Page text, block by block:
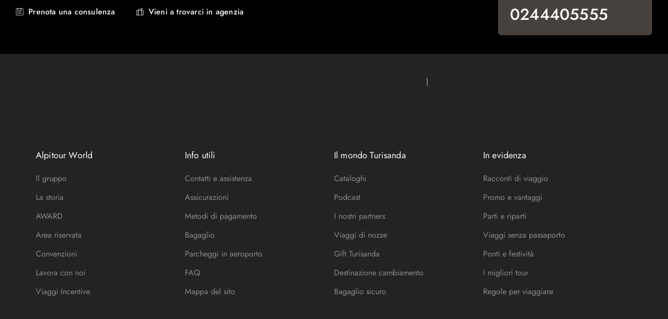
Prenota una consulenza Vieni a trovarci in agenzia 0244405555
Alpitour World
Il gruppo
La storia
AWARD
Area riservata
Convenzioni
Lavora con noi
Viaggi Incentive
Info utili
Contatti e assistenza
Assicurazioni
Metodi di pagamento
Bagaglio
Parcheggi in aeroporto
FAQ
Mappa del sito
Il mondo Turisanda
Cataloghi
Podcast
I nostri partners
Viaggi di nozze
Gift Turisanda
Destinazione cambiamento
Bagaglio sicuro
In evidenza
Racconti di viaggio
Promo e vantaggi
Parti e riparti
Viaggi senza passaporto
Ponti e festività
I migliori tour
Regole per viaggiare